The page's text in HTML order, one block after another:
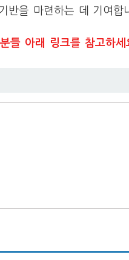
을 마련하는 데 기여합
들 아래 링크를 참고하세